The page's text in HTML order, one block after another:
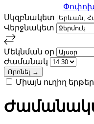
Սկզբնակետ
Վերջնակետ
Մեկնման օր
Ժամանակ
Միայն ուղիղ